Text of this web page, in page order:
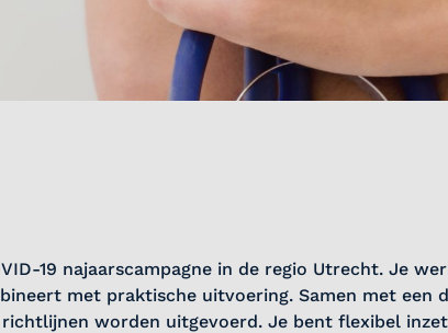
19 najaarscampagne in de regio Utrecht. Je
met praktische uitvoering. Samen met een
worden uitgevoerd. Je bent flexibel